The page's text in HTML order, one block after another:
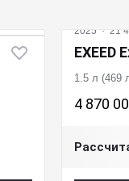
2025 · 21
EXEED
1.5 л
4 870